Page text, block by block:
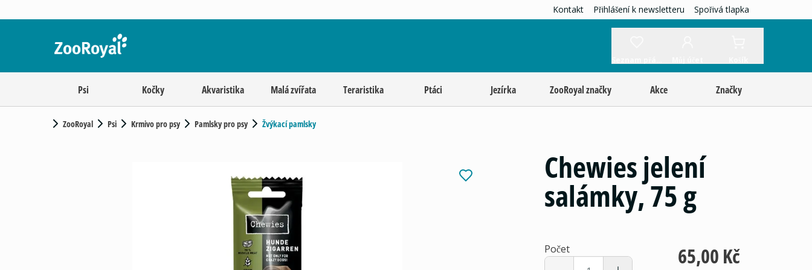
Kontakt Přihlášení k newsletteru Spořivá tlapka
Psi Kočky Akvaristika Malá zvířata Teraristika Ptáci Jezírka ZooRoyal značky Akce Značky
ZooRoyal Psi Krmivo pro psy Pamlsky pro psy Žvýkací pamlsky
Chewies jelení
salámky, 75 g
Počet 65,00 Kč